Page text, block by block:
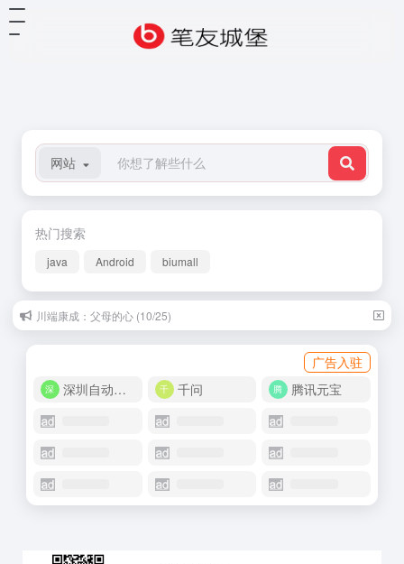
网站
热门搜索
java Android biumall
川端康成：父母的心 (10/25)
广告入驻
深圳自动化商城
千问 腾讯元宝